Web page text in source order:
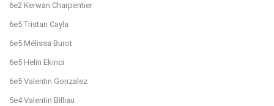
6e2 Kerwan Charpentier
6e5 Tristan Cayla
6e5 Mélissa Burot
6e5 Helin Ekinci
6e5 Valentin Gonzalez
5e4 Valentin Billiau